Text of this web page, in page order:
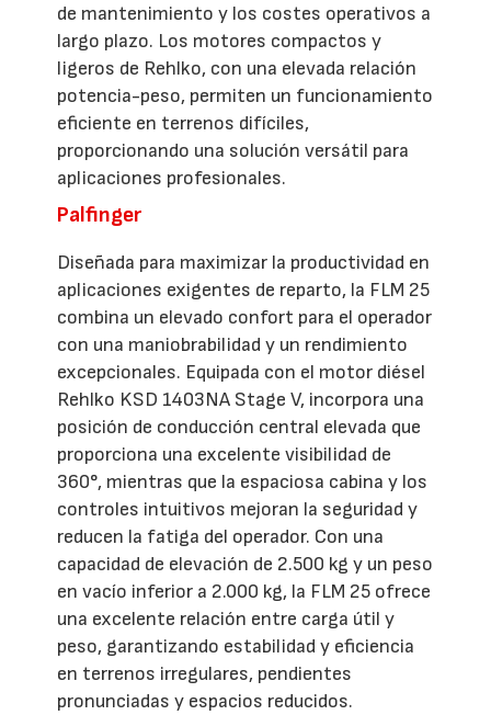
de mantenimiento y los costes operativos a
largo plazo. Los motores compactos y
ligeros de Rehlko, con una elevada relación
potencia-peso, permiten un funcionamiento
eficiente en terrenos difíciles,
proporcionando una solución versátil para
aplicaciones profesionales.
Palfinger
Diseñada para maximizar la productividad en
aplicaciones exigentes de reparto, la FLM 25
combina un elevado confort para el operador
con una maniobrabilidad y un rendimiento
excepcionales. Equipada con el motor diésel
Rehlko KSD 1403NA Stage V, incorpora una
posición de conducción central elevada que
proporciona una excelente visibilidad de
360°, mientras que la espaciosa cabina y los
controles intuitivos mejoran la seguridad y
reducen la fatiga del operador. Con una
capacidad de elevación de 2.500 kg y un peso
en vacío inferior a 2.000 kg, la FLM 25 ofrece
una excelente relación entre carga útil y
peso, garantizando estabilidad y eficiencia
en terrenos irregulares, pendientes
pronunciadas y espacios reducidos.